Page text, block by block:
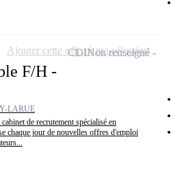
F/H -
LARUE
de recrutement spécialisé en
chaque jour de nouvelles offres d'emploi
CDINon renseigné
Ajouter cette offre à ma sélection